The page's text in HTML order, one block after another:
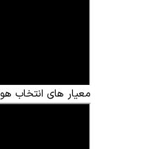
معیار های انتخاب